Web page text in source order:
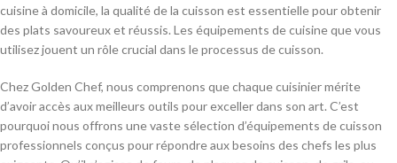
cuisine à domicile, la qualité de la cuisson est essentielle pour obtenir
des plats savoureux et réussis. Les équipements de cuisine que vous
utilisez jouent un rôle crucial dans le processus de cuisson.
Chez Golden Chef, nous comprenons que chaque cuisinier mérite
d’avoir accès aux meilleurs outils pour exceller dans son art. C’est
pourquoi nous offrons une vaste sélection d’équipements de cuisson
professionnels conçus pour répondre aux besoins des chefs les plus